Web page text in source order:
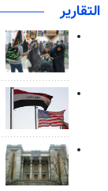
التقارير